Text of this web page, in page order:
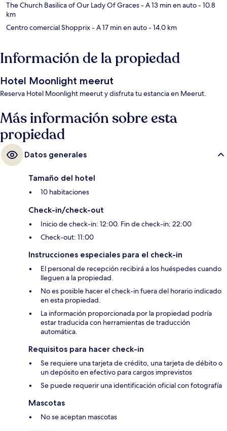
The Church Basilica of Our Lady Of Graces- A 13 min en auto- 10.8
km
Centro comercial Shopprix- A 17 min en auto- 14.0 km
Información de la propiedad
Hotel Moonlight meerut
Reserva Hotel Moonlight meerut y disfruta tu estancia en Meerut.
Más información sobre esta
propiedad
Datos generales
Tamaño del hotel
10 habitaciones
Check-in/check-out
Inicio de check-in: 12:00. Fin de check-in: 22:00
Check-out: 11:00
Instrucciones especiales para el check-in
El personal de recepción recibirá a los huéspedes cuando
lleguen a la propiedad.
No es posible hacer el check-in fuera del horario indicado
en esta propiedad.
La información proporcionada por la propiedad podría
estar traducida con herramientas de traducción
automática.
Requisitos para hacer check-in
Se requiere una tarjeta de crédito, una tarjeta de débito o
un depósito en efectivo para cargos imprevistos
Se puede requerir una identificación oficial con fotografía
Mascotas
No se aceptan mascotas